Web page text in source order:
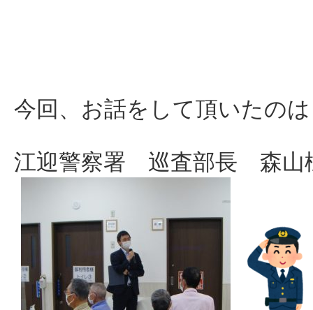
今回、お話をして頂いたのは
江迎警察署 巡査部長 森山